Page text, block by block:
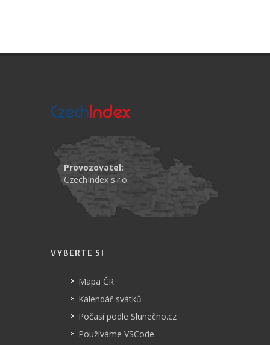
Provozovatel:
CzechIndex s.r.o.
VYBERTE SI
Mapa ČR
Kalendář svátků
Počasí podle Slunečno.cz
Používáme VSCode